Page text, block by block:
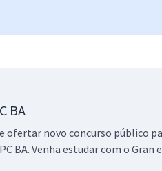
BA
ofertar novo concurso público
BA. Venha estudar com o